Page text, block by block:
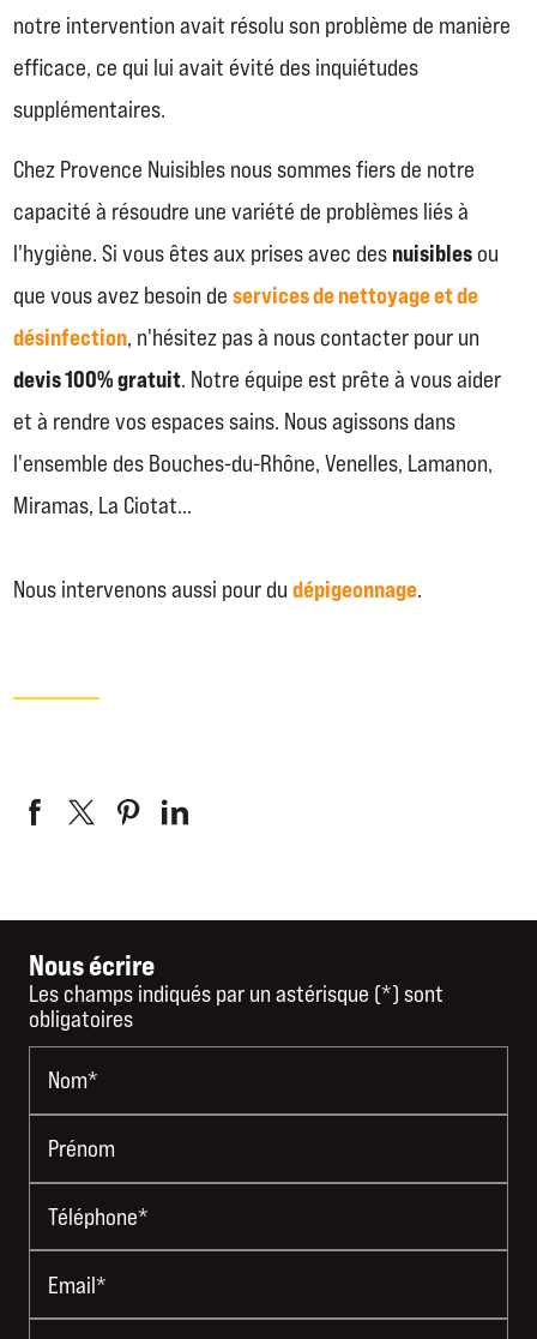
notre intervention avait résolu son problème de manière
efficace, ce qui lui avait évité des inquiétudes
supplémentaires.
Chez Provence Nuisibles nous sommes fiers de notre
capacité à résoudre une variété de problèmes liés à
l'hygiène. Si vous êtes aux prises avec des nuisibles ou
que vous avez besoin deservices de nettoyage et de
désinfection, n'hésitez pas à nous contacter pour un
devis 100% gratuit. Notre équipe est prête à vous aider
et à rendre vos espaces sains. Nous agissons dans
l'ensemble des Bouches-du-Rhône, Venelles, Lamanon,
Miramas, La Ciotat…
Nous intervenons aussi pour dudépigeonnage.
Nous écrire
Les champs indiqués par un astérisque (*) sont
obligatoires
Nom*
Prénom
Téléphone*
Email*